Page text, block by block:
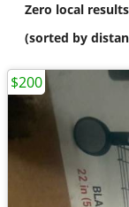
Zero local
(sorted by
$200